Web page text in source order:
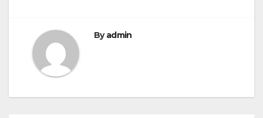
Byadmin